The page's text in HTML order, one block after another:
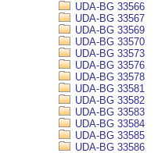
UDA-BG 33566
UDA-BG 33567
UDA-BG 33569
UDA-BG 33570
UDA-BG 33573
UDA-BG 33576
UDA-BG 33578
UDA-BG 33581
UDA-BG 33582
UDA-BG 33583
UDA-BG 33584
UDA-BG 33585
UDA-BG 33586